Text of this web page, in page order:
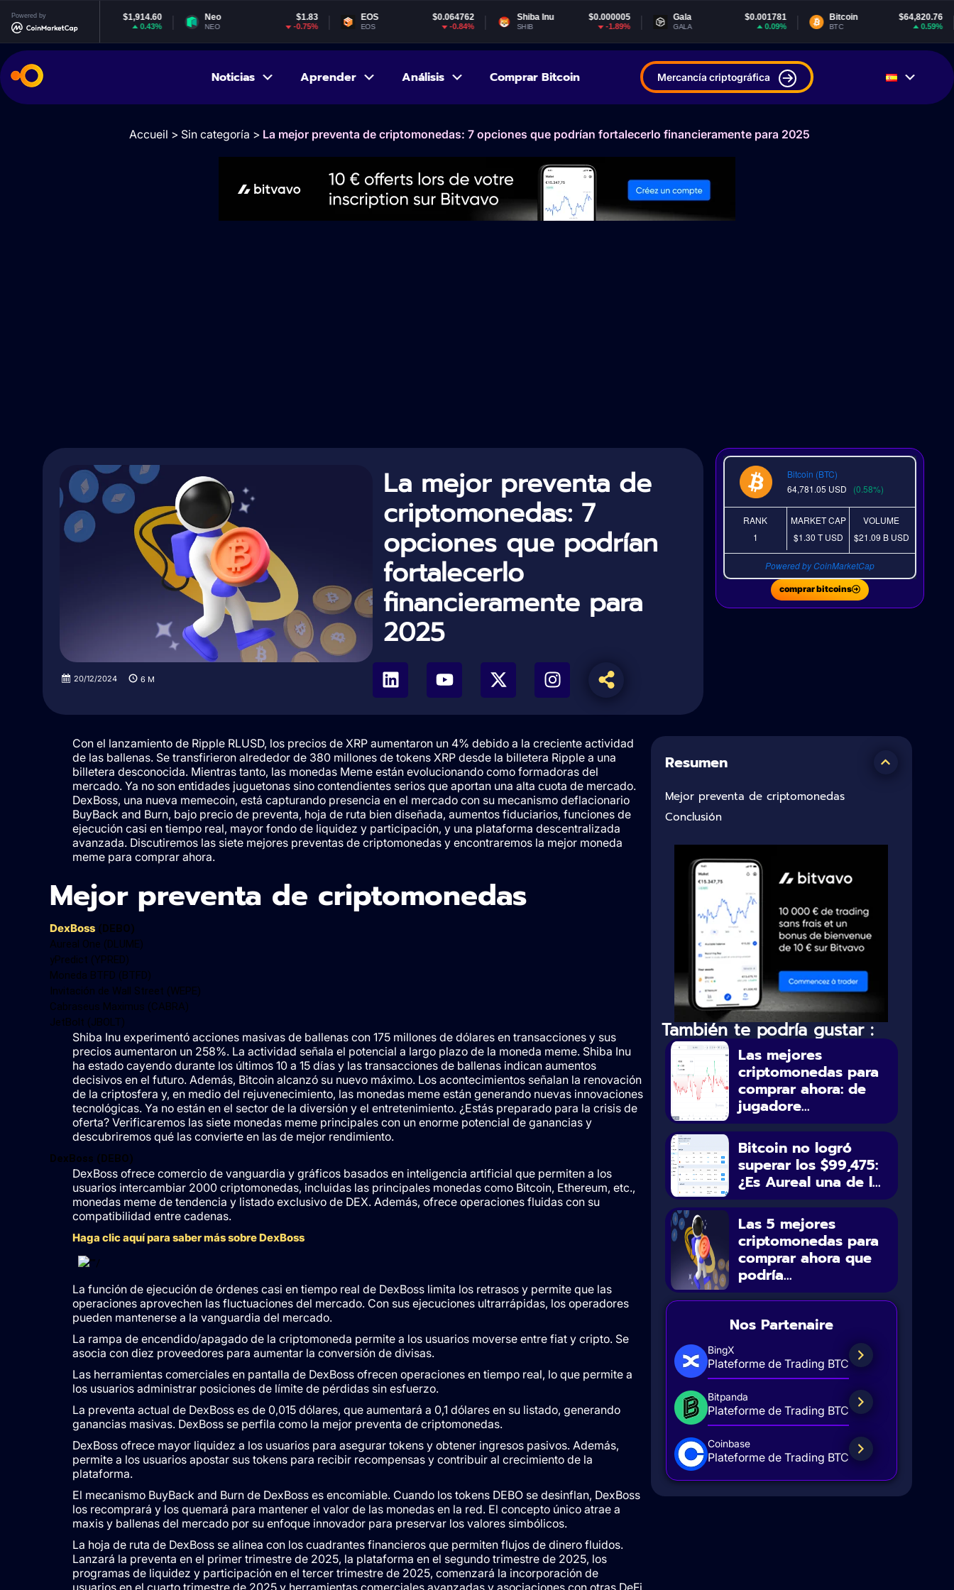
Powered by Neo
NEO
EOS
EOS
Shiba Inu $0.000005
SHIB
Gala $0.001781
GALA
Bitcoin $64,820.76
BTC USDT
Noticias Aprender Análisis Comprar Bitcoin Mercancía criptográfica
Accueil > Sin categoría > La mejor preventa de criptomonedas: 7 opciones que podrían fortalecerlo financieramente para 2025
La mejor preventa de
criptomonedas: 7
opciones que podrían
fortalecerlo
financieramente para
2025
20/12/2024 6 M
Bitcoin (BTC)
64,781.05 USD (0.58%)
RANK
1
MARKET CAP
$1.30 TUSD
VOLUME
$21.09 B USD
Powered by CoinMarketCap
comprar bitcoins
Con el lanzamiento de Ripple RLUSD, los precios de XRP aumentaron un 4% debido a la creciente actividad
de las ballenas. Se transfirieron alrededor de 380 millones de tokens XRP desde la billetera Ripple a una
billetera desconocida. Mientras tanto, las monedas Meme están evolucionando como formadoras del
mercado. Ya no son entidades juguetonas sino contendientes serios que aportan una alta cuota de mercado.
DexBoss, una nueva memecoin, está capturando presencia en el mercado con su mecanismo deflacionario
BuyBack and Burn, bajo precio de preventa, hoja de ruta bien diseñada, aumentos fiduciarios, funciones de
ejecución casi en tiempo real, mayor fondo de liquidez y participación, y una plataforma descentralizada
avanzada. Discutiremos las siete mejores preventas de criptomonedas y encontraremos la mejor moneda
meme para comprar ahora.
Mejor preventa de criptomonedas
DexBoss(DEBO)
Aureal One (DLUME)
yPredict (YPRED)
Moneda BTFD (BTFD)
Invitación de Wall Street (WEPE)
Cabraseus Maximus (CABRA)
JetBolt (JBOLT)
Shiba Inu experimentó acciones masivas de ballenas con 175 millones de dólares en transacciones y sus
precios aumentaron un 258%. La actividad señala el potencial a largo plazo de la moneda meme. Shiba Inu
ha estado cayendo durante los últimos 10 a 15 días y las transacciones de ballenas indican aumentos
decisivos en el futuro. Además, Bitcoin alcanzó su nuevo máximo. Los acontecimientos señalan la renovación
de la criptosfera y, en medio del rejuvenecimiento, las monedas meme están generando nuevas innovaciones
tecnológicas. Ya no están en el sector de la diversión y el entretenimiento. ¿Estás preparado para la crisis de
oferta? Verificaremos las siete monedas meme principales con un enorme potencial de ganancias y
descubriremos qué las convierte en las de mejor rendimiento.
DexBoss (DEBO)
DexBoss ofrece comercio de vanguardia y gráficos basados ​​en inteligencia artificial que permiten a los
usuarios intercambiar 2000 criptomonedas, incluidas las principales monedas como Bitcoin, Ethereum, etc.,
monedas meme de tendencia y listado exclusivo de DEX. Además, ofrece operaciones fluidas con su
compatibilidad entre cadenas.
Haga clic aquí para saber más sobre DexBoss
La función de ejecución de órdenes casi en tiempo real de DexBoss limita los retrasos y permite que las
operaciones aprovechen las fluctuaciones del mercado. Con sus ejecuciones ultrarrápidas, los operadores
pueden mantenerse a la vanguardia del mercado.
La rampa de encendido/apagado de la criptomoneda permite a los usuarios moverse entre fiat y cripto. Se
asocia con diez proveedores para aumentar la conversión de divisas.
Las herramientas comerciales en pantalla de DexBoss ofrecen operaciones en tiempo real, lo que permite a
los usuarios administrar posiciones de límite de pérdidas sin esfuerzo.
La preventa actual de DexBoss es de 0,015 dólares, que aumentará a 0,1 dólares en su listado, generando
ganancias masivas. DexBoss se perfila como la mejor preventa de criptomonedas.
DexBoss ofrece mayor liquidez a los usuarios para asegurar tokens y obtener ingresos pasivos. Además,
permite a los usuarios apostar sus tokens para recibir recompensas y contribuir al crecimiento de la
plataforma.
El mecanismo BuyBack and Burn de DexBoss es encomiable. Cuando los tokens DEBO se desinflan, DexBoss
los recomprará y los quemará para mantener el valor de las monedas en la red. El concepto único atrae a
maxis y ballenas del mercado por su enfoque innovador para preservar los valores simbólicos.
La hoja de ruta de DexBoss se alinea con los cuadrantes financieros que permiten flujos de dinero fluidos.
Lanzará la preventa en el primer trimestre de 2025, la plataforma en el segundo trimestre de 2025, los
programas de liquidez y participación en el tercer trimestre de 2025, comenzará la incorporación de
usuarios en el cuarto trimestre de 2025 y herramientas comerciales avanzadas y asociaciones con otras DeFi
Resumen
Mejor preventa de criptomonedas
Conclusión
También te podría gustar :
Las mejores
criptomonedas para
comprar ahora: de
jugadore...
Bitcoin no logró
superar los $99,475:
¿Es Aureal una de l...
Las 5 mejores
criptomonedas para
comprar ahora que
podría...
Nos Partenaire
BingX
Plateforme de Trading BTC
Bitpanda
Plateforme de Trading BTC
Coinbase
Plateforme de Trading BTC